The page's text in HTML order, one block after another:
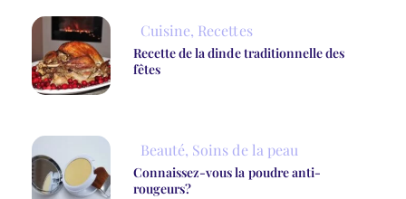
Cuisine, Recettes
Recette de la dinde traditionnelle des
fêtes
Beauté, Soins de la peau
Connaissez-vous la poudre anti-
rougeurs?